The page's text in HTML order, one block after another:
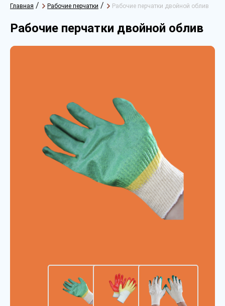
Главная / Рабочие перчатки / Рабочие перчатки двойной облив
Рабочие перчатки двойной облив